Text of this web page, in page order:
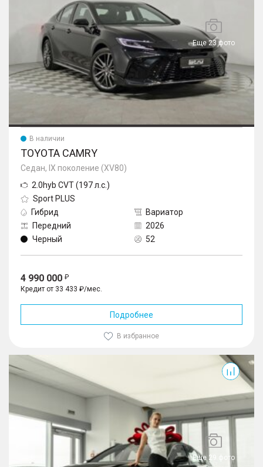
Еще 23 фото
В наличии
TOYOTA CAMRY
Седан, IX поколение (XV80)
2.0hyb CVT (197 л.с.)
Sport PLUS
Гибрид
Вариатор
Передний
2026
Черный
52
4 990 000
Кредит от 33 433 ₽/мес.
Подробнее
В избранное
Еще 29 фото
Camry